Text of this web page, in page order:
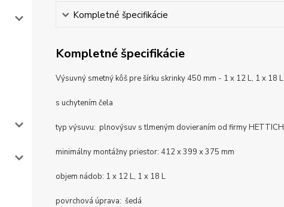
Kompletné špecifikácie
Kompletné špecifikácie
Výsuvný smetný kôš pre šírku skrinky 450 mm - 1 x 12 L, 1 x 18 L
s uchytením čela
typ výsuvu: plnovýsuv s tlmeným dovieraním od firmy HETTICH
minimálny montážny priestor: 412 x 399 x 375 mm
objem nádob: 1 x 12 L, 1 x 18 L
povrchová úprava: šedá